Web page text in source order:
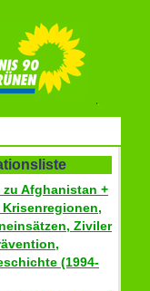
zu Afghanistan +
Ziviler
(1994-